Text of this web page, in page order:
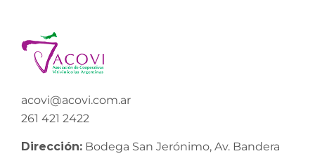
acovi@acovi.com.ar
261 421 2422
Dirección: Bodega San Jerónimo, Av. Bandera